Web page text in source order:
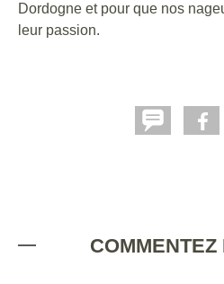
Dordogne et pour que nos
leur passion.
COMMENTEZ